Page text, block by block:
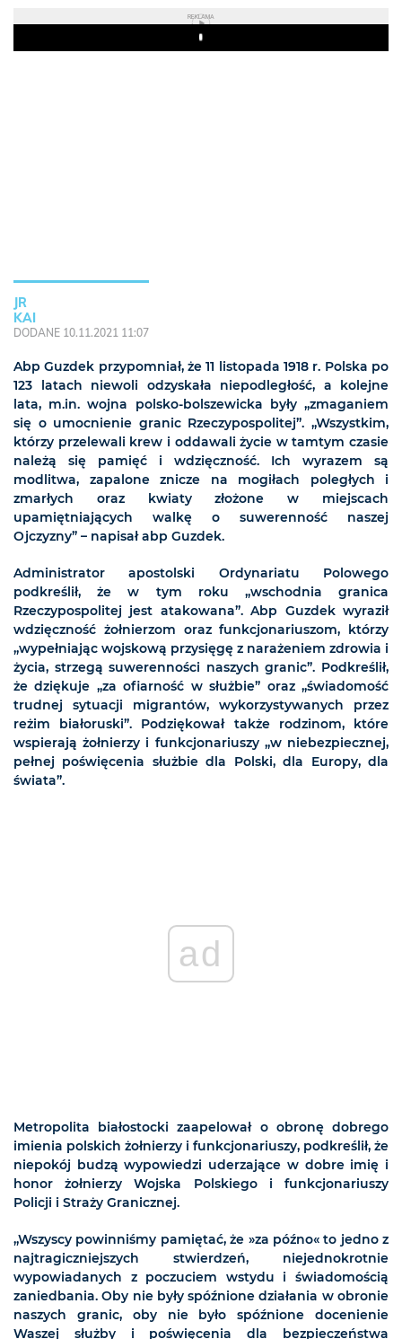
REKLAMA
Play
JR
KAI
DODANE 10.11.2021 11:07
Abp Guzdek przypomniał, że 11 listopada 1918 r. Polska po
123 latach niewoli odzyskała niepodległość, a kolejne
lata, m.in. wojna polsko-bolszewicka były „zmaganiem
się o umocnienie granic Rzeczypospolitej”. „Wszystkim,
którzy przelewali krew i oddawali życie w tamtym czasie
należą się pamięć i wdzięczność. Ich wyrazem są
modlitwa, zapalone znicze na mogiłach poległych i
zmarłych oraz kwiaty złożone w miejscach
upamiętniających walkę o suwerenność naszej
Ojczyzny” – napisał abp Guzdek.
Administrator apostolski Ordynariatu Polowego
podkreślił, że w tym roku „wschodnia granica
Rzeczypospolitej jest atakowana”. Abp Guzdek wyraził
wdzięczność żołnierzom oraz funkcjonariuszom, którzy
„wypełniając wojskową przysięgę z narażeniem zdrowia i
życia, strzegą suwerenności naszych granic”. Podkreślił,
że dziękuje „za ofiarność w służbie” oraz „świadomość
trudnej sytuacji migrantów, wykorzystywanych przez
reżim białoruski”. Podziękował także rodzinom, które
wspierają żołnierzy i funkcjonariuszy „w niebezpiecznej,
pełnej poświęcenia służbie dla Polski, dla Europy, dla
świata”.
ad
Metropolita białostocki zaapelował o obronę dobrego
imienia polskich żołnierzy i funkcjonariuszy, podkreślił, że
niepokój budzą wypowiedzi uderzające w dobre imię i
honor żołnierzy Wojska Polskiego i funkcjonariuszy
Policji i Straży Granicznej.
„Wszyscy powinniśmy pamiętać, że »za późno« to jedno z
najtragiczniejszych stwierdzeń, niejednokrotnie
wypowiadanych z poczuciem wstydu i świadomością
zaniedbania. Oby nie były spóźnione działania w obronie
naszych granic, oby nie było spóźnione docenienie
Waszej służby i poświęcenia dla bezpieczeństwa